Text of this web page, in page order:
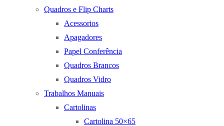
Quadros e Flip Charts
Acessorios
Apagadores
Papel Conferência
Quadros Brancos
Quadros Vidro
Trabalhos Manuais
Cartolinas
Cartolina 50×65